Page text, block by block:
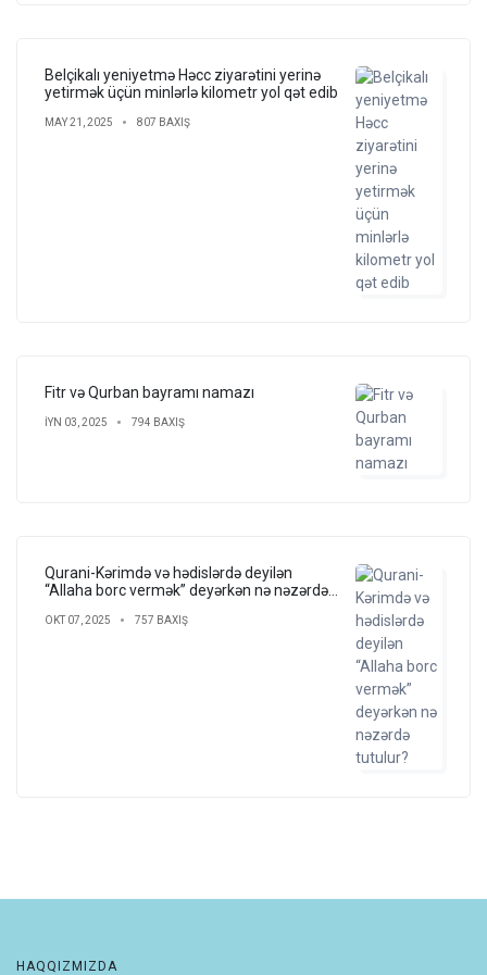
Belçikalı yeniyetmə Həcc ziyarətini yerinə
yetirmək üçün minlərlə kilometr yol qət edib
MAY 21, 2025 807 BAXIŞ
Fitr və Qurban bayramı namazı
IYN 03, 2025 794 BAXIŞ
Qurani-Kərimdə və hədislərdə deyilən
“Allaha borc vermək” deyərkən nə nəzərdə
OKT 07, 2025 757 BAXIŞ
HAQQIZMIZDA